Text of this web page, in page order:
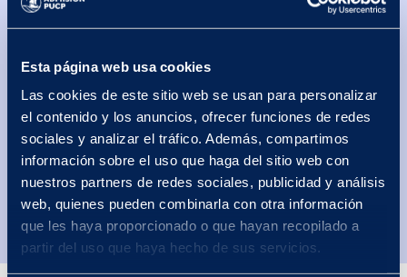
Esta página web usa cookies
Las cookies de este sitio web se usan para personalizar
el contenido y los anuncios, ofrecer funciones de redes
sociales y analizar el tráfico. Además, compartimos
información sobre el uso que haga del sitio web con
nuestros partners de redes sociales, publicidad y análisis
web, quienes pueden combinarla con otra información
que les haya proporcionado o que hayan recopilado a
partir del uso que haya hecho de sus servicios.
Facultad de Letras y Ciencias Humanas
Facultad de Arquitectura y Urbanismo
Arte, Moda y Diseño Textil
Facultad de Arte y Diseño